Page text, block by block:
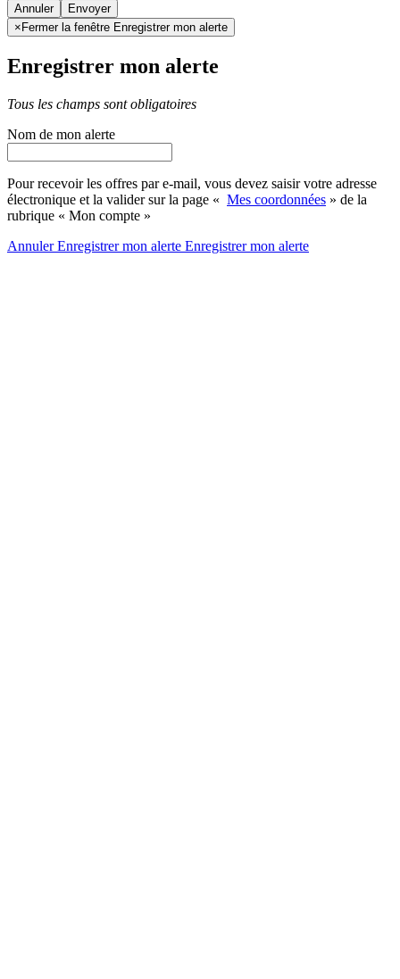
Annuler
× Fermer la fenêtre Enregistrer mon alerte
Enregistrer mon alerte
Tous les champs sont obligatoires
Nom de mon alerte
Pour recevoir les offres par e-mail, vous devez saisir votre adresse
électronique et la valider sur la page « Mes coordonnées » de la
rubrique « Mon compte »
AnnulerEnregistrer mon alerte Enregistrermon alerte